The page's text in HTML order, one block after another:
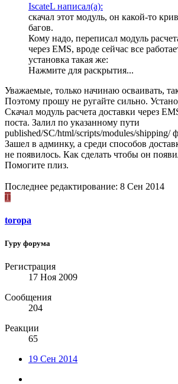
IscateL написал(а):
скачал этот модуль, он какой-то
багов.
Кому надо, переписал модуль
через EMS, вроде сейчас все
установка такая же:
Нажмите для раскрытия...
Уважаемые, только начинаю осваивать,
Поэтому прошу не ругайте сильно.
Скачал модуль расчета доставки через
поста. Залил по указанному пути
published/SC/html/scripts/modules/shipping/
Зашел в админку, а среди способов
не появилось. Как сделать чтобы он
Помогите плиз.
Последнее редактирование: 8 Сен 2014
T
toropa
Гуру форума
Регистрация
17 Ноя 2009
Сообщения
204
Реакции
65
19 Сен 2014